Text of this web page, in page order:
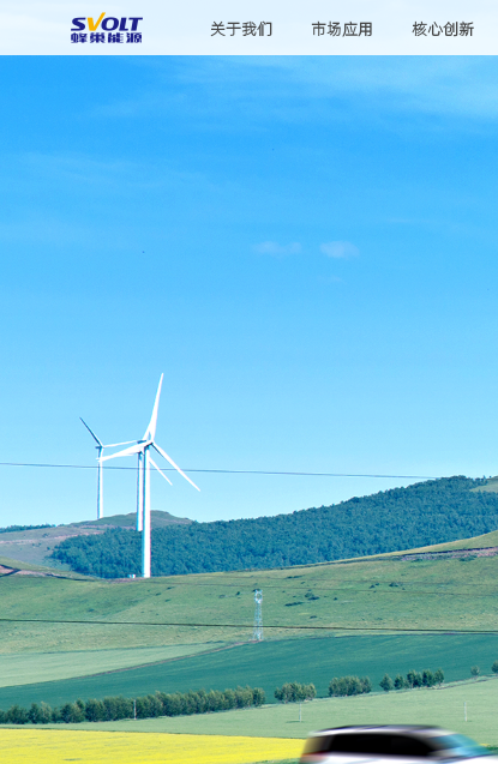
关于我们 市场应用 核心创新